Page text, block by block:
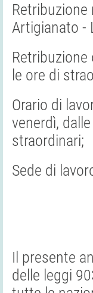
Artigianato -
Retribuzione
le ore di
Orario di
venerdì,
straordinari;
Sede di
Il presente
delle leggi